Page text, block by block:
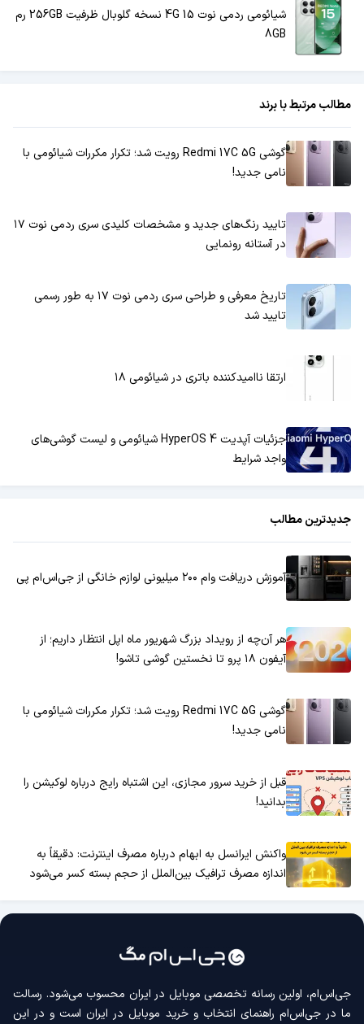
شیائومی ردمی نوت 15 4G نسخه گلوبال ظرفیت 256GB رم
8GB
مطالب مرتبط با برند
گوشی Redmi 17C 5G رویت شد؛ تکرار مکررات شیائومی با
نامی جدید!
تایید رنگ‌های جدید و مشخصات کلیدی سری ردمی نوت ۱۷
در آستانه رونمایی
تاریخ معرفی و طراحی سری ردمی نوت ۱۷ به طور رسمی
تایید شد
ارتقا ناامیدکننده باتری در شیائومی ۱۸
جزئیات آپدیت HyperOS 4 شیائومی و لیست گوشی‌های
واجد شرایط
جدیدترین مطالب
آموزش دریافت وام ۲۰۰ میلیونی لوازم خانگی از جی‌اس‌ام پی
هر آن‌چه از رویداد بزرگ شهریور ماه اپل انتظار داریم؛ از
آیفون ۱۸ پرو تا نخستین گوشی تاشو!
گوشی Redmi 17C 5G رویت شد؛ تکرار مکررات شیائومی با
نامی جدید!
قبل از خرید سرور مجازی، این اشتباه رایج درباره لوکیشن را
بدانید!
واکنش ایرانسل به ابهام درباره مصرف اینترنت: دقیقاً به
اندازه مصرف ترافیک بین‌الملل از حجم بسته کسر می‌شود
جی‌اس‌ام، اولین رسانه‌ تخصصی موبایل در ایران محسوب می‌شود. رسالت
ما در جی‌اس‌ام راهنمای انتخاب و خرید موبایل در ایران است و در این